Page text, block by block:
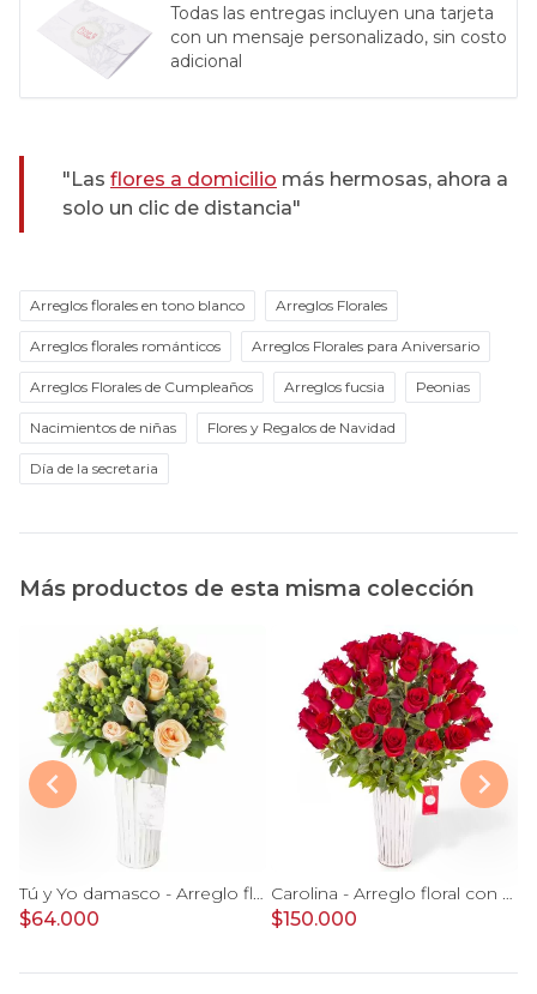
Todas las entregas incluyen una tarjeta
con un mensaje personalizado, sin costo
adicional
"Las flores a domicilio más hermosas, ahora a
solo un clic de distancia"
Arreglos florales en tono blanco Arreglos Florales
Arreglos florales románticos Arreglos Florales para Aniversario
Arreglos Florales de Cumpleaños Arreglos fucsia Peonias
Nacimientos de niñas Flores y Regalos de Navidad
Día de la secretaria
Más productos de esta misma colección
Tú y Yo damasco - Arreglo floral con rosas damasco e hypericum verde
$64.000
Carolina - Arreglo floral con 50 rosas rojas
$150.000